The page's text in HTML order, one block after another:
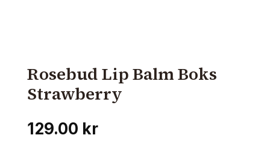
Rosebud Lip Balm Boks
Strawberry
129.00 kr